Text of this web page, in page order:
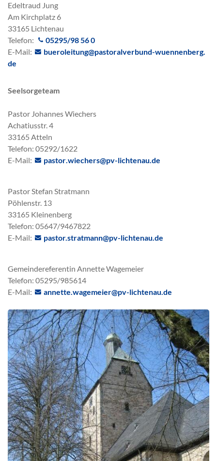
Edeltraud Jung
Am Kirchplatz 6
33165 Lichtenau
Telefon:
05295/98 56 0
E-Mail:
b r l t ng p st r lv rb nd-w nn nb rg
d
Seelsorgeteam
Pastor Johannes Wiechers
Achatiusstr. 4
33165 Atteln
Telefon: 05292/1622
E-Mail:
p st r w ch rs pv-l cht n d
Pastor Stefan Stratmann
Pöhlenstr. 13
33165 Kleinenberg
Telefon: 05647/9467822
E-Mail:
pastor.stratmann@pv-lichtenau.de
Gemeindereferentin Annette Wagemeier
Telefon: 05295/985614
E-Mail:
nn tt w g m r pv-l cht n d